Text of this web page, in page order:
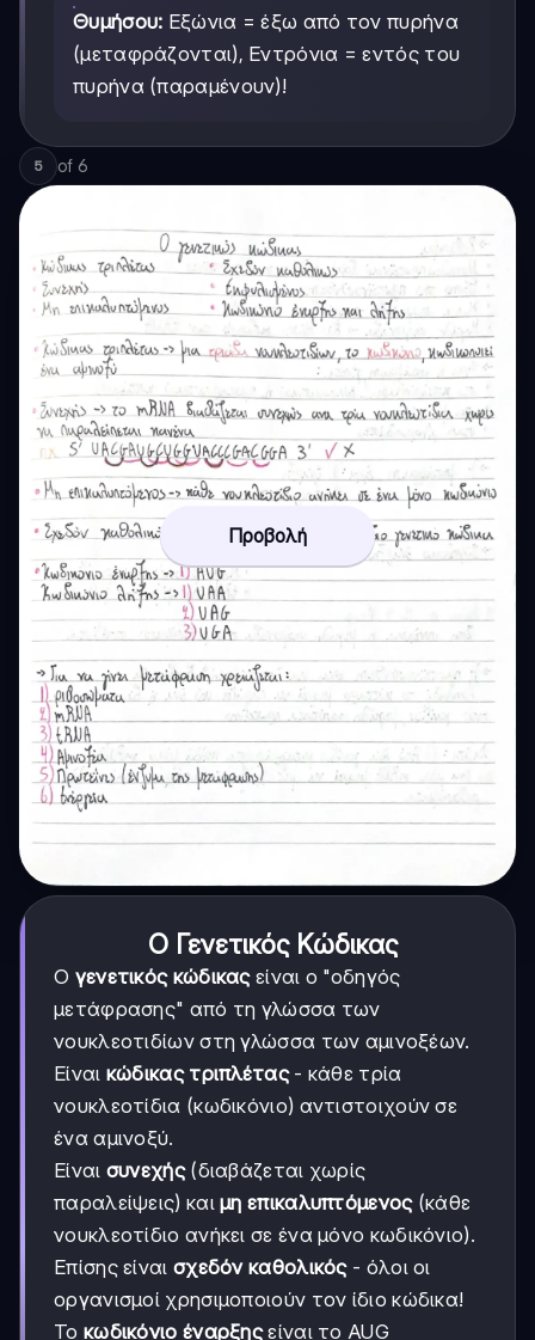
Θυμήσου: Εξώνια = έξω από τον πυρήνα
(μεταφράζονται), Εντρόνια = εντός του
πυρήνα (παραμένουν)!
5 of 6
Προβολή
Ο Γενετικός Κώδικας
Ο γενετικός κώδικαςείναι ο "οδηγός
μετάφρασης" από τη γλώσσα των
νουκλεοτιδίων στη γλώσσα των αμινοξέων.
Είναι κώδικας τριπλέτας- κάθε τρία
νουκλεοτίδια (κωδικόνιο) αντιστοιχούν σε
ένα αμινοξύ.
Είναι συνεχής(διαβάζεται χωρίς
παραλείψεις) καιμη επικαλυπτόμενος(κάθε
νουκλεοτίδιο ανήκει σε ένα μόνο κωδικόνιο).
Επίσης είναι σχεδόν καθολικός- όλοι οι
οργανισμοί χρησιμοποιούν τον ίδιο κώδικα!
Το κωδικόνιο έναρξηςείναι το AUG